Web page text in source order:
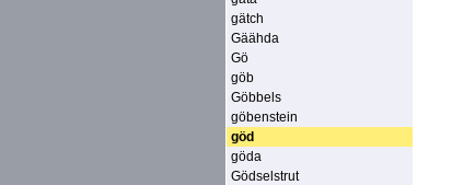
gätch
Gäähda
Gö
göb
Göbbels
göbenstein
göd
göda
Gödselstrut